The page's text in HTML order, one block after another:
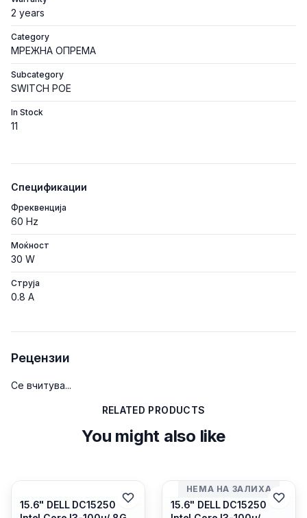
2 years
Category
МРЕЖНА ОПРЕМА
Subcategory
SWITCH POE
In Stock
11
Спецификации
Фреквенција
60 Hz
Моќност
30 W
Струја
0.8 A
Рецензии
Се вчитува...
RELATED PRODUCTS
You might also like
15.6" DELL DC15250
НЕМА НА ЗАЛИХА
15.6" DELL DC15250